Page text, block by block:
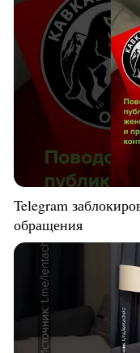
Telegram
обращения